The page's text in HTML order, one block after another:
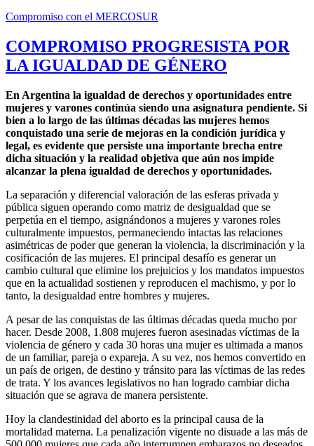
Compromiso con el MERCOSUR
COMPROMISO PROGRESISTA POR
LA IGUALDAD DE GÉNERO
En Argentina la igualdad de derechos y oportunidades entre
mujeres y varones continúa siendo una asignatura pendiente. Si
bien a lo largo de las últimas décadas las mujeres hemos
conquistado una serie de mejoras en la condición jurídica y
legal, es evidente que persiste una importante brecha entre
dicha situación y la realidad objetiva que aún nos impide
alcanzar la plena igualdad de derechos y oportunidades.
La separación y diferencial valoración de las esferas privada y
pública siguen operando como matriz de desigualdad que se
perpetúa en el tiempo, asignándonos a mujeres y varones roles
culturalmente impuestos, permaneciendo intactas las relaciones
asimétricas de poder que generan la violencia, la discriminación y la
cosificación de las mujeres. El principal desafío es generar un
cambio cultural que elimine los prejuicios y los mandatos impuestos
que en la actualidad sostienen y reproducen el machismo, y por lo
tanto, la desigualdad entre hombres y mujeres.
A pesar de las conquistas de las últimas décadas queda mucho por
hacer. Desde 2008, 1.808 mujeres fueron asesinadas víctimas de la
violencia de género y cada 30 horas una mujer es ultimada a manos
de un familiar, pareja o expareja. A su vez, nos hemos convertido en
un país de origen, de destino y tránsito para las víctimas de las redes
de trata. Y los avances legislativos no han logrado cambiar dicha
situación que se agrava de manera persistente.
Hoy la clandestinidad del aborto es la principal causa de la
mortalidad materna. La penalización vigente no disuade a las más de